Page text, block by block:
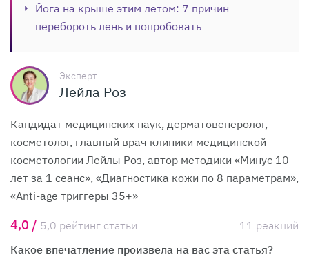
Йога на крыше этим летом: 7 причин
перебороть лень и попробовать
Эксперт
Лейла Роз
Кандидат медицинских наук, дерматовенеролог,
косметолог, главный врач клиники медицинской
косметологии Лейлы Роз, автор методики «Минус 10
лет за 1 сеанс», «Диагностика кожи по 8 параметрам»,
«Anti-age триггеры 35+»
4,0 / 5,0 рейтинг статьи
11 реакций
Какое впечатление произвела на вас эта статья?